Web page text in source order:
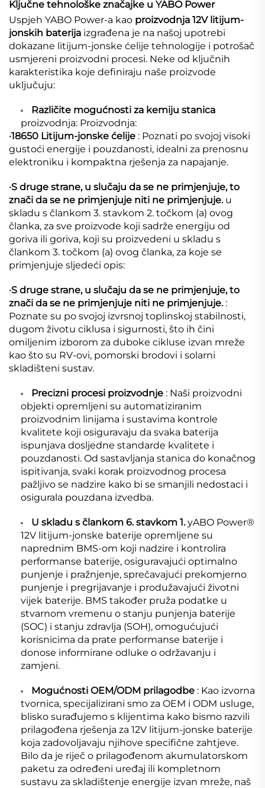
Ključne tehnološke značajke u YABO Power
Uspjeh YABO Power-a kao proizvodnja 12V litijum-
jonskih baterija izgrađena je na našoj upotrebi
dokazane litijum-jonske ćelije tehnologije i potrošač
usmjereni proizvodni procesi. Neke od ključnih
karakteristika koje definiraju naše proizvode
uključuju:
Različite mogućnosti za kemiju stanica
proizvodnja: Proizvodnja:
·18650 Litijum-jonske ćelije : Poznati po svojoj visoki
gustoći energije i pouzdanosti, idealni za prenosnu
elektroniku i kompaktna rješenja za napajanje.
·S druge strane, u slučaju da se ne primjenjuje, to
znači da se ne primjenjuje niti ne primjenjuje. u
skladu s člankom 3. stavkom 2. točkom (a) ovog
članka, za sve proizvode koji sadrže energiju od
goriva ili goriva, koji su proizvedeni u skladu s
člankom 3. točkom (a) ovog članka, za koje se
primjenjuje sljedeći opis:
·S druge strane, u slučaju da se ne primjenjuje, to
znači da se ne primjenjuje niti ne primjenjuje. :
Poznate su po svojoj izvrsnoj toplinskoj stabilnosti,
dugom životu ciklusa i sigurnosti, što ih čini
omiljenim izborom za duboke cikluse izvan mreže
kao što su RV-ovi, pomorski brodovi i solarni
skladišteni sustav.
Precizni procesi proizvodnje : Naši proizvodni
objekti opremljeni su automatiziranim
proizvodnim linijama i sustavima kontrole
kvalitete koji osiguravaju da svaka baterija
ispunjava dosljedne standarde kvalitete i
pouzdanosti. Od sastavljanja stanica do konačnog
ispitivanja, svaki korak proizvodnog procesa
pažljivo se nadzire kako bi se smanjili nedostaci i
osigurala pouzdana izvedba.
U skladu s člankom 6. stavkom 1.yABO Power®
12V litijum-jonske baterije opremljene su
naprednim BMS-om koji nadzire i kontrolira
performanse baterije, osiguravajući optimalno
punjenje i pražnjenje, sprečavajući prekomjerno
punjenje i pregrijavanje i produžavajući životni
vijek baterije. BMS također pruža podatke u
stvarnom vremenu o stanju punjenja baterije
(SOC) i stanju zdravlja (SOH), omogućujući
korisnicima da prate performanse baterije i
donose informirane odluke o održavanju i
zamjeni.
Mogućnosti OEM/ODM prilagodbe : Kao izvorna
tvornica, specijalizirani smo za OEM i ODM usluge,
blisko surađujemo s klijentima kako bismo razvili
prilagođena rješenja za 12V litijum-jonske baterije
koja zadovoljavaju njihove specifične zahtjeve.
Bilo da je riječ o prilagođenom akumulatorskom
paketu za određeni uređaj ili kompletnom
sustavu za skladištenje energije izvan mreže, naš